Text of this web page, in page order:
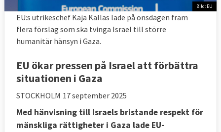
Bild: EU
EU:s utrikeschef Kaja Kallas lade på onsdagen fram
flera förslag som ska tvinga Israel till större
humanitär hänsyn i Gaza.
EU ökar pressen på Israel att förbättra
situationen i Gaza
STOCKHOLM 17 september 2025
Med hänvisning till Israels bristande respekt för
mänskliga rättigheter i Gaza lade EU-